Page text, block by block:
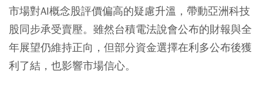
市場對AI概念股評價偏高的疑慮升溫，帶動亞洲科技
股同步承受賣壓。雖然台積電法說會公布的財報與全
年展望仍維持正向，但部分資金選擇在利多公布後獲
利了結，也影響市場信心。